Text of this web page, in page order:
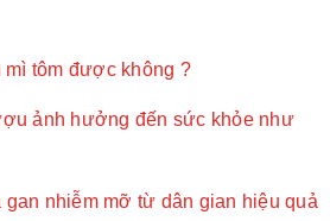
tôm được không ?
ảnh hưởng đến sức khỏe như
gan nhiễm mỡ từ dân gian hiệu quả